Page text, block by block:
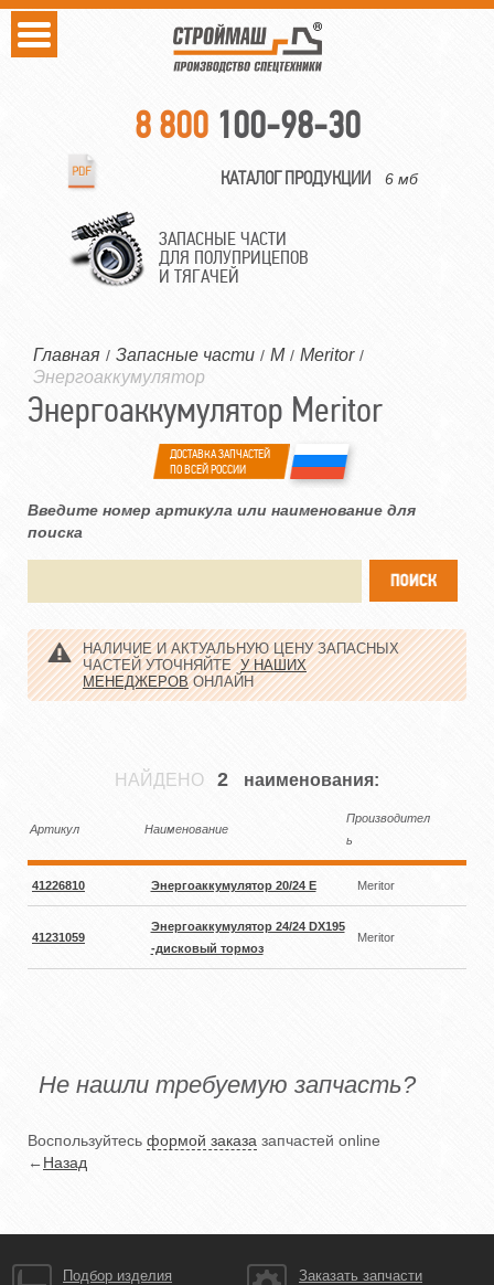
8 800 100-98-30
КАТАЛОГ ПРОДУКЦИИ 6 мб
ЗАПАСНЫЕ ЧАСТИ
ДЛЯ ПОЛУПРИЦЕПОВ
И ТЯГАЧЕЙ
Главная / Запасные части / M / Meritor /
Энергоаккумулятор
Энергоаккумулятор Meritor
ДОСТАВКА ЗАПЧАСТЕЙ
ПО ВСЕЙ РОССИИ
Введите номер артикула или наименование для
поиска
НАЛИЧИЕ И АКТУАЛЬНУЮ ЦЕНУ ЗАПАСНЫХ
ЧАСТЕЙ УТОЧНЯЙТЕУ НАШИХ
МЕНЕДЖЕРОВОНЛАЙН
НАЙДЕНО 2 наименования:
Артикул Наименование
Производител
ь
41226810 Энергоаккумулятор 20/24 E Meritor
41231059
Энергоаккумулятор 24/24 DX195
-дисковый тормоз
Meritor
Не нашли требуемую запчасть?
Воспользуйтесь формой заказа запчастей online
←Назад
Подбор изделия Заказать запчасти